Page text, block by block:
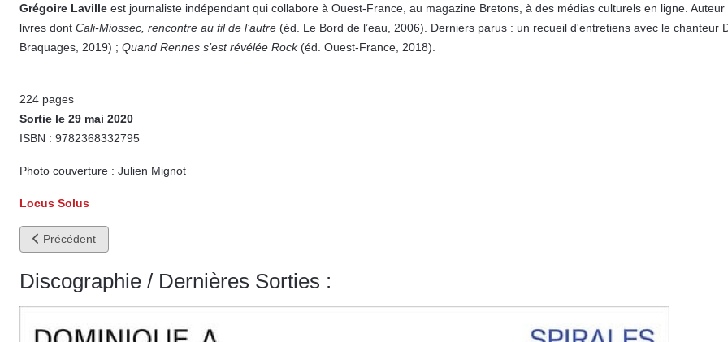
Grégoire Laville est journaliste indépendant qui collabore à Ouest-France, au magazine Bretons, à des médias culturels en ligne.
livres dont Cali-Miossec, rencontre au fil de l’autre (éd. Le Bord de l’eau, 2006). Derniers parus : un recueil d'entretiens avec le chanteur
Braquages, 2019) ; Quand Rennes s’est révélée Rock(éd. Ouest-France, 2018).
224 pages
Sortie le 29 mai 2020
ISBN : 9782368332795
Photo couverture : Julien Mignot
Locus Solus
Article précédent : Fleurs plantées par Philippe
Précédent
Discographie / Dernières Sorties :